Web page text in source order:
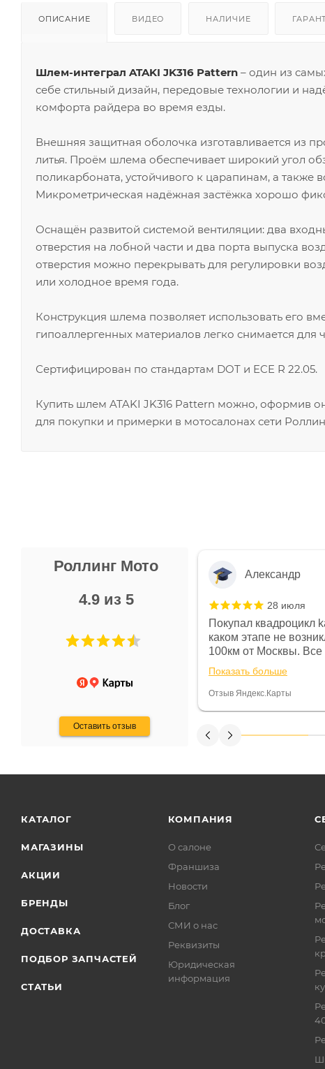
ОПИСАНИЕ ВИДЕО НАЛИЧИЕ
Шлем-интеграл ATAKI JK316 Pattern – один из
себе стильный дизайн, передовые технологии и
комфорта райдера во время езды.
Внешняя защитная оболочка изготавливается из
литья. Проём шлема обеспечивает широкий угол
поликарбоната, устойчивого к царапинам, а
Микрометрическая надёжная застёжка хорошо
Оснащён развитой системой вентиляции: два
отверстия на лобной части и два порта выпуска
отверстия можно перекрывать для регулировки
или холодное время года.
Конструкция шлема позволяет использовать его
гипоаллергенных материалов легко снимается для
Сертифицирован по стандартам DOT и ECE R 22.05.
Купить шлем ATAKI JK316 Pattern можно, оформив
для покупки и примерки в мотосалонах сети
Роллинг Мото
4.9 из 5
Оставить отзыв
Не понравились условия
и дают только на год)
Александр
28 июля
Покупал квадроцикл
каком этапе не
100км от Москвы. Все
спидометре всегда
постоянно были на
Считаю, что это
Показать больше
Отзыв Яндекс.Карты
КАТАЛОГ
МАГАЗИНЫ
АКЦИИ
БРЕНДЫ
ДОСТАВКА
ПОДБОР ЗАПЧАСТЕЙ
СТАТЬИ
КОМПАНИЯ
О салоне
Франшиза
Новости
Блог
СМИ о нас
Реквизиты
Юридическая
информация